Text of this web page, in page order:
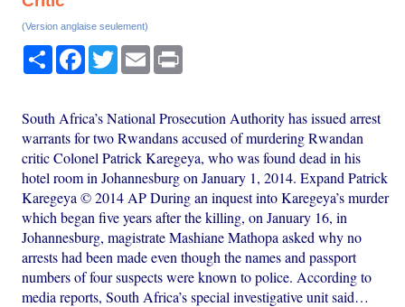
(Version anglaise seulement)
PartagerFacebook
TwitterEmail
South Africa’s National Prosecution Authority has issued arrest
warrants for two Rwandans accused of murdering Rwandan
critic Colonel Patrick Karegeya, who was found dead in his
hotel room in Johannesburg on January 1, 2014. Expand Patrick
Karegeya © 2014 AP During an inquest into Karegeya’s murder
which began five years after the killing, on January 16, in
Johannesburg, magistrate Mashiane Mathopa asked why no
arrests had been made even though the names and passport
numbers of four suspects were known to police. According to
media reports, South Africa’s special investigative unit said…